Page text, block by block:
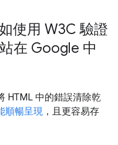
使用 W3C 驗證
在 Google 中
HTML 中的錯誤清除乾
順暢呈現 ，且更容易存